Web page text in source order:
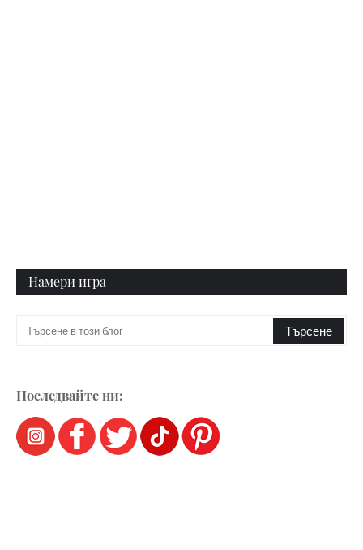
Намери игра
Последвайте ни: